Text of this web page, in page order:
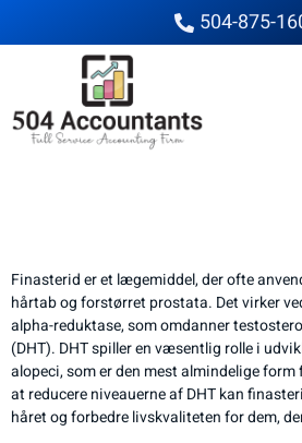
504-875-
Finasterid er et lægemiddel, der ofte
hårtab og forstørret prostata. Det virker
alpha-reduktase, som omdanner
(DHT). DHT spiller en væsentlig rolle i
alopeci, som er den mest almindelige
at reducere niveauerne af DHT kan
håret og forbedre livskvaliteten for dem,